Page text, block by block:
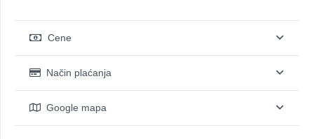
Cene
Način plaćanja
Google mapa